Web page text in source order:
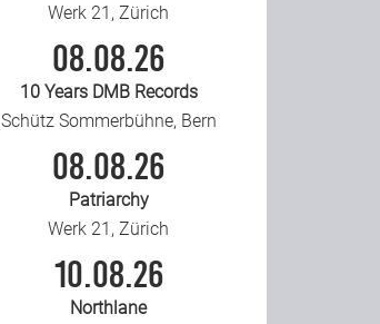
Werk 21, Zürich
08.08.26
10 Years DMB Records
Schütz Sommerbühne, Bern
08.08.26
Patriarchy
Werk 21, Zürich
10.08.26
Northlane